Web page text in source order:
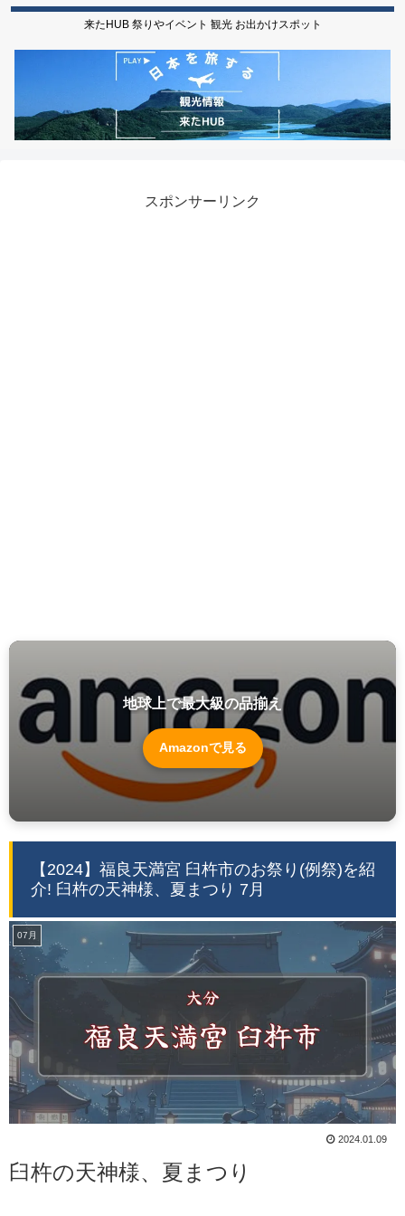
来たHUB 祭りやイベント 観光 お出かけスポット
スポンサーリンク
地球上で最大級の品揃え
Amazonで見る
【2024】福良天満宮 臼杵市のお祭り(例祭)を紹
介! 臼杵の天神様、夏まつり 7月
07月
2024.01.09
臼杵の天神様、夏まつり